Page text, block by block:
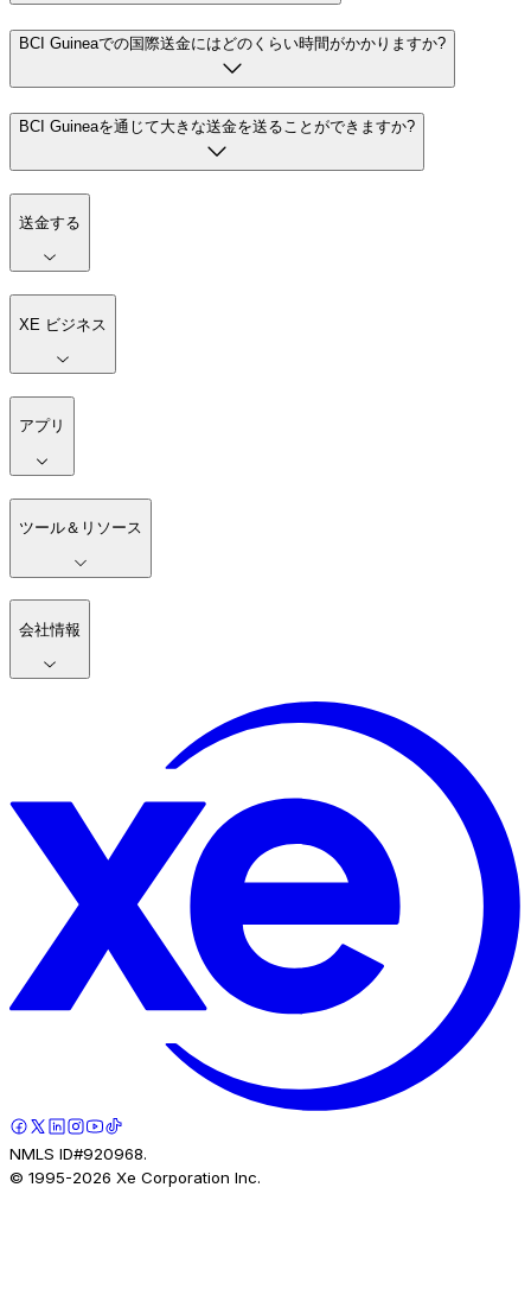
BCI Guineaでの国際送金にはどのくらい時間がかかりますか?
BCI Guineaを通じて大きな送金を送ることができますか?
送金する
XE ビジネス
アプリ
ツール＆リソース
会社情報
NMLS ID#920968.
© 1995-2026 Xe Corporation Inc.